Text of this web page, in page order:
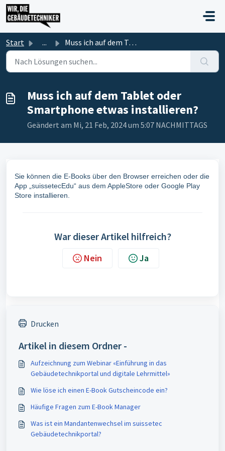
Zum hauptsächlichen Inhalt gehen
Start ... Muss ich auf dem Tablet oder Smartphone etwas installieren?
Muss ich auf dem Tablet oder
Smartphone etwas installieren?
Geändert am Mi, 21 Feb, 2024 um 5:07 NACHMITTAGS
Sie können die E-Books über den Browser erreichen oder die
App „suissetecEdu“ aus dem AppleStore oder Google Play
Store installieren.
War dieser Artikel hilfreich?
Nein Ja
Drucken
Artikel in diesem Ordner -
Aufzeichnung zum Webinar «Einführung in das
Gebäudetechnikportal und digitale Lehrmittel»
Wie löse ich einen E-Book Gutscheincode ein?
Häufige Fragen zum E-Book Manager
Was ist ein Mandantenwechsel im suissetec
Gebäudetechnikportal?